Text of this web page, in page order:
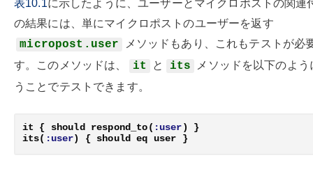
表10.1に示したように、ユーザーとマイクロポストの関連
の結果には、単にマイクロポストのユーザーを返す
micropost.user
メソッドもあり、これもテストが必
す。このメソッドは、
it と its
メソッドを以下のよう
うことでテストできます。
it { should respond_to( :user)
}
its( :user) { should eq user }